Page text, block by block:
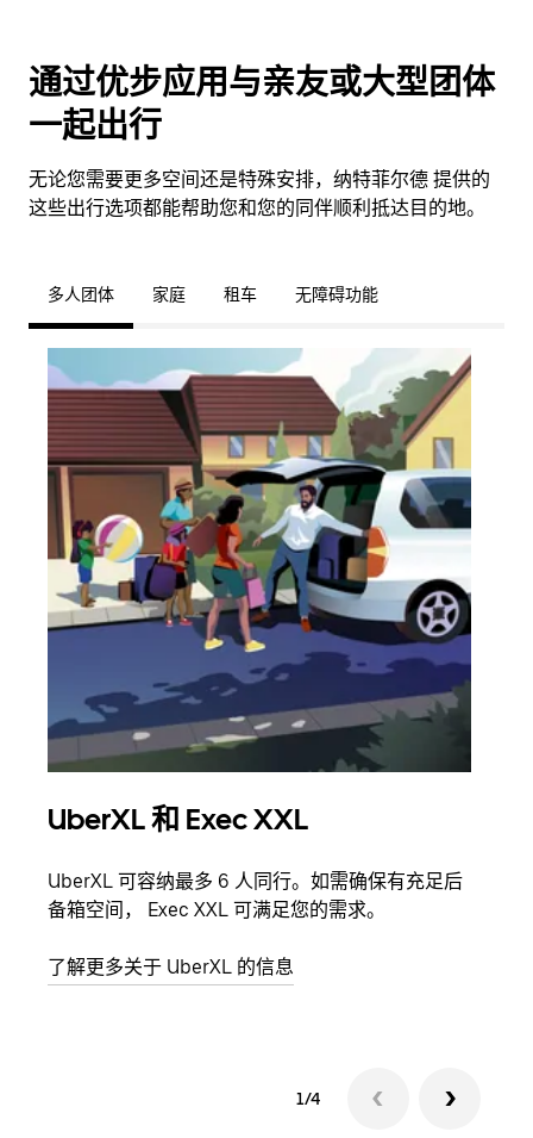
通过优步应用与亲友或大型团体
一起出行
无论您需要更多空间还是特殊安排，纳特菲尔德 提供的
这些出行选项都能帮助您和您的同伴顺利抵达目的地。
多人团体 家庭 租车 无障碍功能
UberXL 和 Exec XXL
UberXL 可容纳最多 6 人同行。如需确保有充足后
备箱空间， Exec XXL 可满足您的需求。
了解更多关于 UberXL 的信息
1/4